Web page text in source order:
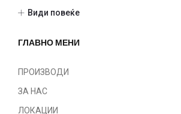
Лице
Усни
Нокти
Види повеќе
ГЛАВНО МЕНИ
ПРОИЗВОДИ
ЗА НАС
ЛОКАЦИИ